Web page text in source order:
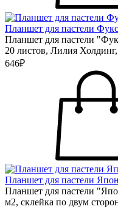
Планшет для пастели
Планшет для пастели
20 листов, Лилия
646₽
Планшет для пастели
Планшет для пастели
м2, склейка по двум